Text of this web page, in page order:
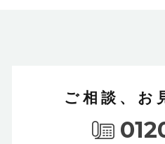
ご相談、お